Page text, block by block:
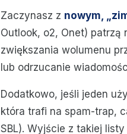
Zaczynasz z nowym,
Outlook, o2, Onet) patrzą
zwiększania wolumenu
lub odrzucanie
Dodatkowo, jeśli jeden
która trafi na spam-trap,
SBL). Wyjście z takiej